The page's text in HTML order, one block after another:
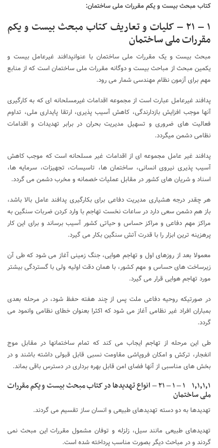
کتاب مبحث بیست و یکم مقررات ملی ساختمان:
۱ – ۲۱ – کلیات و تعاریف کتاب مبحث بیست و یکم
مقررات ملی ساختمان
مبحث بیست و یک مقررات ملی ساختمان با عنوانپدافند غیرعامل بیست و
یکمین مبحث از مباحث بیست و دوگانه مقررات ملی ساختمان است که از منابع
مهم برای آزمون نظام مهندسی شمار می رود.
پدافند غیرعامل عبارت است از مجموعه اقدامات غیرمسلحانه ای که به کارگیری
آنها موجب افزایش بازدارندگی، کاهش آسیب پذیری، ارتقا پایداری ملی، تداوم
فعالیت های ضروری و تسهیل مدیریت بحران در برابر تهدیدات و اقدامات
نظامی دشمن میگردد.
پدافند غیر عامل مجموعه ای از اقدامات غیر مسلحانه است که موجب کاهش
آسیب پذیری نیروی انسانی، ساختمان ها، تاسیسات، تجهیزات، سرمایه ها،
اسناد و شریان های کشور در مقابل عمليات خصمانه و مخرب دشمن می گردد.
هر چقدر درجه هشیاری مدیریت دفاعی برای بکارگیری پدافند عامل بالا باشد،
باز هم دشمن سعی دارد در ساعات نخست تهاجم با وارد کردن ضربات سنگین به
مراکز مهم دفاعی و مراکز حساس و حیاتی کشور آسیب برساند و برای این کار
پرهزینه ترین ابزار را با قدرت آتش سنگین بکار می گیرد.
معمولا بعد از روزهای اول و تهاجم هوایی، جنگ زمینی آغاز می شود که طی آن
زیرساخت های حساس و مهم کشور، با همان دقت اولیه ولی با گستردگی بیشتر
مورد تهاجم هوایی قرار می گیرد.
در صورتیکه روحیه دفاعی ملت پس از چند هفته حفظ شود، در مرحله بعدی
بمباران افراد غیر نظامی آغاز می شود که اکثرا بعنوان خطای نظامی وانمود می
گردد.
طی این مرحله از تهاجم ایجاب می کند که تمام ساختمانها در مقابل موج
انفجار، ترکش و امکان فروپاشی مقاومت نسبی قابل قبولی داشته باشند و در
بخش های مناسبی از آنها فضای امن قابل بهره برداری در دسترس باقی بماند.
۱٫۱٫۱٫۱ ۱ – ۱ – ۲۱ – انواع تهدیدها در کتاب مبحث بیست و یکم مقررات
ملی ساختمان
تهدیدها به دو دسته تهدیدهای طبیعی و انسان ساز تقسیم می گردند.
تهدیدهای طبیعی مانند سیل، زلزله و توفان مشمول مقررات این مبحث نمی
گردند و در مباحث دیگر بصورت مناسب پرداخته شده است.